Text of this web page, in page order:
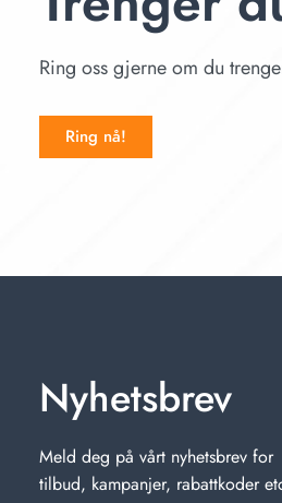
Ring oss gjerne om du
Ring nå!
Nyhetsbrev
Meld deg på vårt nyhetsbrev for
tilbud, kampanjer, rabattkoder